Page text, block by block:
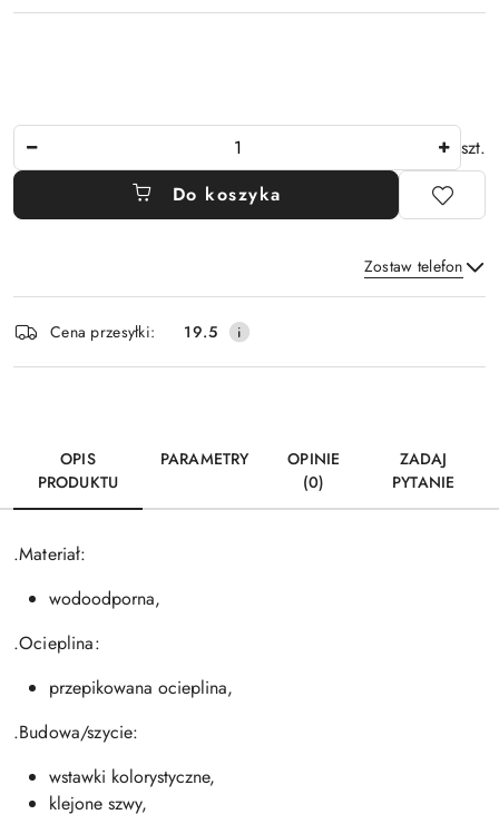
szt.
Do koszyka
Zostaw telefon
Wyślij
i
dostawa
Cena przesyłki: 19.5
OPIS
PRODUKTU
PARAMETRY
OPINIE
(0)
ZADAJ
PYTANIE
.Materiał:
wodoodporna,
.Ocieplina:
przepikowana ocieplina,
.Budowa/szycie:
wstawki kolorystyczne,
klejone szwy,